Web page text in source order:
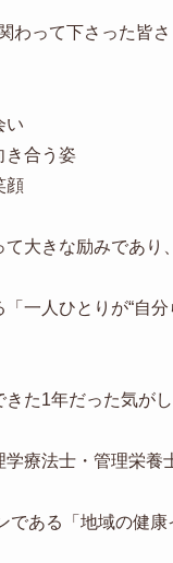
わって下さった皆
い
き合う姿
顔
大きな励みであり
一人ひとりが“自
た1年だった気が
療法士・管理栄
である「地域の健